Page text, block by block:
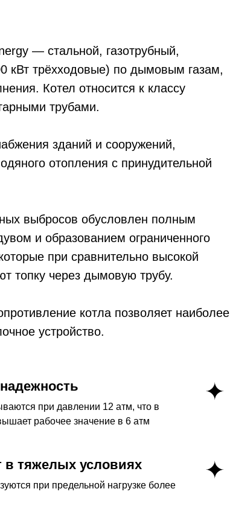
— стальной, газотрубный,
кВт трёхходовые) по дымовым газам,
Котел относится к классу
трубами.
зданий и сооружений,
отопления с принудительной
выбросов обусловлен полным
и образованием ограниченного
при сравнительно высокой
топку через дымовую трубу.
котла позволяет наиболее
устройство.
при давлении 12 атм, что в
рабочее значение в 6 атм
в тяжелых условиях
при предельной нагрузке более